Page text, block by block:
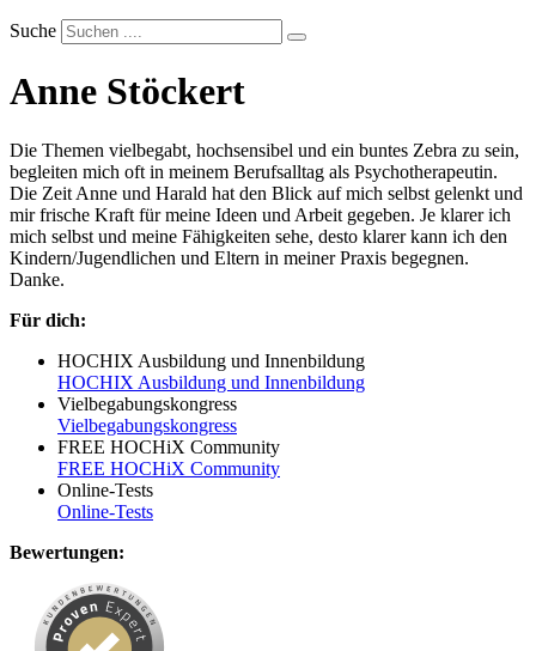
Suche
Anne Stöckert
Die Themen vielbegabt, hochsensibel und ein buntes Zebra zu sein,
begleiten mich oft in meinem Berufsalltag als Psychotherapeutin.
Die Zeit Anne und Harald hat den Blick auf mich selbst gelenkt und
mir frische Kraft für meine Ideen und Arbeit gegeben. Je klarer ich
mich selbst und meine Fähigkeiten sehe, desto klarer kann ich den
Kindern/Jugendlichen und Eltern in meiner Praxis begegnen.
Danke.
Für dich:
HOCHIX Ausbildung und Innenbildung
HOCHIX Ausbildung und Innenbildung
Vielbegabungskongress
Vielbegabungskongress
FREE HOCHiX Community
FREE HOCHiX Community
Online-Tests
Online-Tests
Bewertungen: